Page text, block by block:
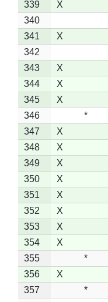
339
X
340
341
X
342
343
X
344
X
345
X
346
*
347
X
348
X
349
X
350
X
351
X
352
X
353
X
354
X
355
*
356
X
357
*